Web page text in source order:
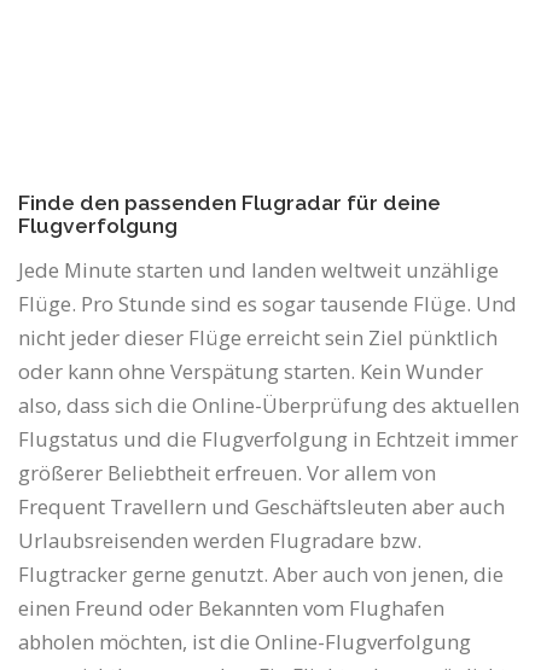
Finde den passenden Flugradar für deine
Flugverfolgung
Jede Minute starten und landen weltweit unzählige
Flüge. Pro Stunde sind es sogar tausende Flüge. Und
nicht jeder dieser Flüge erreicht sein Ziel pünktlich
oder kann ohne Verspätung starten. Kein Wunder
also, dass sich die Online-Überprüfung des aktuellen
Flugstatus und die Flugverfolgung in Echtzeit immer
größerer Beliebtheit erfreuen. Vor allem von
Frequent Travellern und Geschäftsleuten aber auch
Urlaubsreisenden werden Flugradare bzw.
Flugtracker gerne genutzt. Aber auch von jenen, die
einen Freund oder Bekannten vom Flughafen
abholen möchten, ist die Online-Flugverfolgung